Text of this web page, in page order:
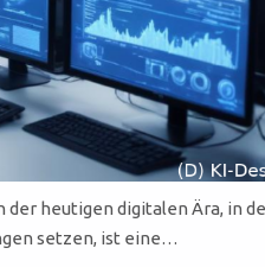
heutigen digitalen Ära, in
setzen, ist eine…